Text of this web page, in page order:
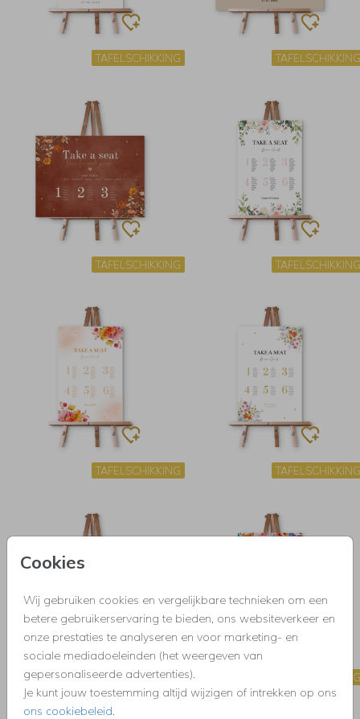
Cookies
Wij gebruiken cookies en vergelijkbare technieken om een
betere gebruikerservaring te bieden, ons websiteverkeer en
onze prestaties te analyseren en voor marketing- en
sociale mediadoeleinden (het weergeven van
gepersonaliseerde advertenties).
Je kunt jouw toestemming altijd wijzigen of intrekken op ons
ons cookiebeleid
TAFELSCHIKKING TAFELSCHIKKING
TAFELSCHIKKING TAFELSCHIKKING
TAFELSCHIKKING TAFELSCHIKKING
TAFELSCHIKKING TAFELSCHIKKING